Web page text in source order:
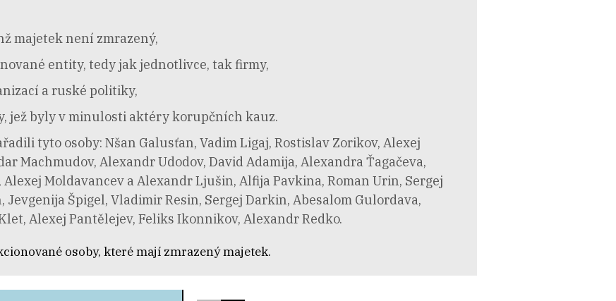
majetek není zmrazený,
entity, tedy jak jednotlivce, tak firmy,
a ruské politiky,
jež byly v minulosti aktéry korupčních kauz.
tyto osoby: Nšan Galusťan, Vadim Ligaj, Rostislav Zorikov, Alexej
Machmudov, Alexandr Udodov, David Adamija, Alexandra Ťagačeva,
Alexej Moldavancev a Alexandr Ljušin, Alfija Pavkina, Roman Urin, Sergej
Jevgenija Špigel, Vladimir Resin, Sergej Darkin, Abesalom Gulordava,
Alexej Pantělejev, Feliks Ikonnikov, Alexandr Redko.
osoby, které mají zmrazený majetek.